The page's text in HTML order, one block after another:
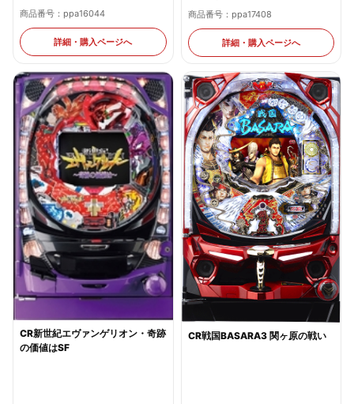
商品番号：ppa16044
詳細・購入ページへ
商品番号：ppa17408
詳細・購入ページへ
CR新世紀エヴァンゲリオン・奇跡
の価値はSF
CR戦国BASARA3 関ヶ原の戦い